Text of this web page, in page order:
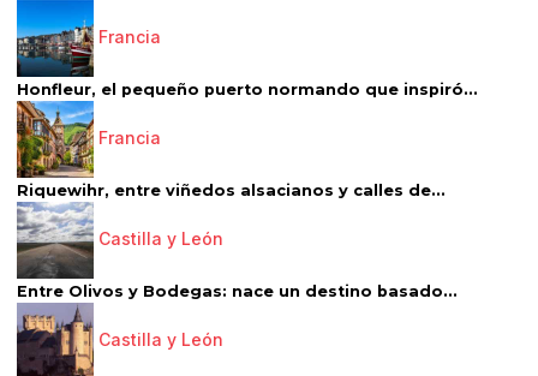
Francia
Honfleur, el pequeño puerto normando que inspiró...
Francia
Riquewihr, entre viñedos alsacianos y calles de...
Castilla y León
Entre Olivos y Bodegas: nace un destino basado...
Castilla y León